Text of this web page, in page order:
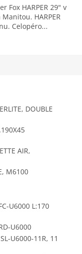
Fox HARPER 29" v
HARPER
Celopéro...
DOUBLE
AIR,
M6100
U6000 L:170
U6000
U6000-11R, 11